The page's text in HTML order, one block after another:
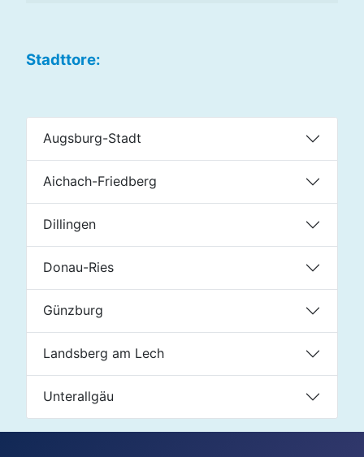
Stadttore:
Augsburg-Stadt
Aichach-Friedberg
Dillingen
Donau-Ries
Günzburg
Landsberg am Lech
Unterallgäu